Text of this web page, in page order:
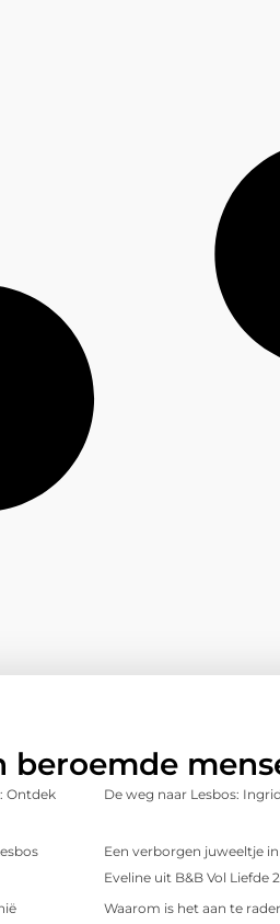
beroemde
Ontdek
De weg naar Lesbos:
Een verborgen juweeltje
Eveline uit B&B Vol Liefde
Waarom is het aan te